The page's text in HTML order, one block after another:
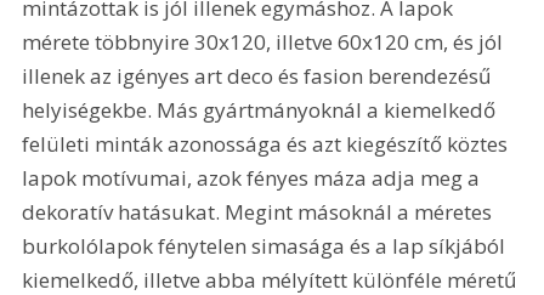
mintázottak is jól illenek egymáshoz. A lapok
mérete többnyire 30x120, illetve 60x120 cm, és jól
illenek az igényes art deco és fasion berendezésű
helyiségekbe. Más gyártmányoknál a kiemelkedő
felületi minták azonossága és azt kiegészítő köztes
lapok motívumai, azok fényes máza adja meg a
dekoratív hatásukat. Megint másoknál a méretes
burkolólapok fénytelen simasága és a lap síkjából
kiemelkedő, illetve abba mélyített különféle méretű